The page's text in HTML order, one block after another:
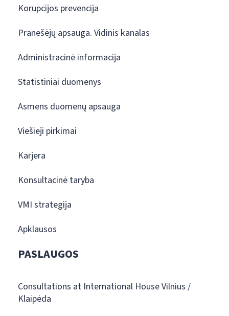
Korupcijos prevencija
Pranešėjų apsauga. Vidinis kanalas
Administracinė informacija
Statistiniai duomenys
Asmens duomenų apsauga
Viešieji pirkimai
Karjera
Konsultacinė taryba
VMI strategija
Apklausos
PASLAUGOS
Consultations at International House Vilnius /
Klaipėda